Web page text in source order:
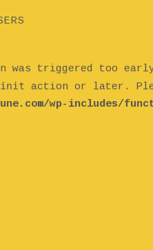
was triggered too
init action or later.
wp-includes/